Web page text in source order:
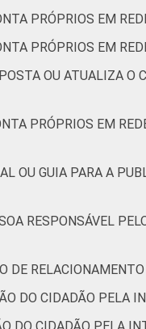
PRÓPRIOS EM
PRÓPRIOS EM
OU ATUALIZA O
PRÓPRIOS EM
OU GUIA PARA A
RESPONSÁVEL
DE
DO CIDADÃO PELA